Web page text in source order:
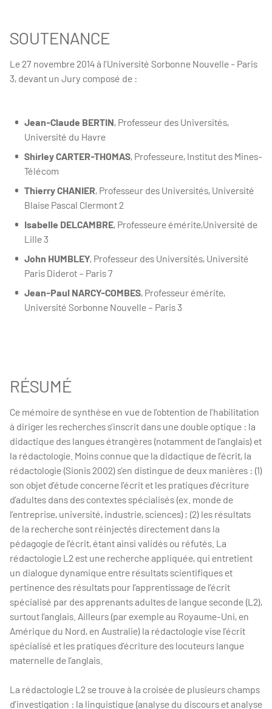
SOUTENANCE
Le 27 novembre 2014 à l’Université Sorbonne Nouvelle - Paris
3, devant un Jury composé de :
Jean-Claude BERTIN, Professeur des Universités,
Université du Havre
Shirley CARTER-THOMAS, Professeure, Institut des Mines-
Télécom
Thierry CHANIER, Professeur des Universités, Université
Blaise Pascal Clermont 2
Isabelle DELCAMBRE, Professeure émérite,Université de
Lille 3
John HUMBLEY, Professeur des Universités, Université
Paris Diderot – Paris 7
Jean-Paul NARCY-COMBES, Professeur émérite,
Université Sorbonne Nouvelle – Paris 3
RÉSUMÉ
Ce mémoire de synthèse en vue de l’obtention de l’habilitation
à diriger les recherches s’inscrit dans une double optique : la
didactique des langues étrangères (notamment de l’anglais) et
la rédactologie. Moins connue que la didactique de l’écrit, la
rédactologie (Sionis 2002) s’en distingue de deux manières : (1)
son objet d’étude concerne l’écrit et les pratiques d’écriture
d’adultes dans des contextes spécialisés (ex. monde de
l’entreprise, université, industrie, sciences) ; (2) les résultats
de la recherche sont réinjectés directement dans la
pédagogie de l’écrit, étant ainsi validés ou réfutés. La
rédactologie L2 est une recherche appliquée, qui entretient
un dialogue dynamique entre résultats scientifiques et
pertinence des résultats pour l’apprentissage de l’écrit
spécialisé par des apprenants adultes de langue seconde (L2),
surtout l’anglais. Ailleurs (par exemple au Royaume-Uni, en
Amérique du Nord, en Australie) la rédactologie vise l’écrit
spécialisé et les pratiques d’écriture des locuteurs langue
maternelle de l’anglais.
La rédactologie L2 se trouve à la croisée de plusieurs champs
d’investigation : la linguistique (analyse du discours et analyse